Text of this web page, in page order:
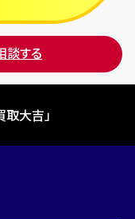
談する
大吉」